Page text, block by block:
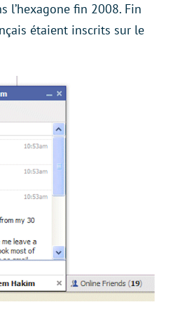
l’hexagone fin 2008. Fin
étaient inscrits sur le